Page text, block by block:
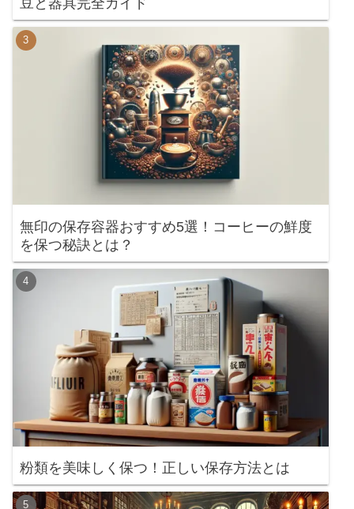
豆と器具完全ガイド
無印の保存容器おすすめ5選！コーヒーの鮮度
を保つ秘訣とは？
粉類を美味しく保つ！正しい保存方法とは